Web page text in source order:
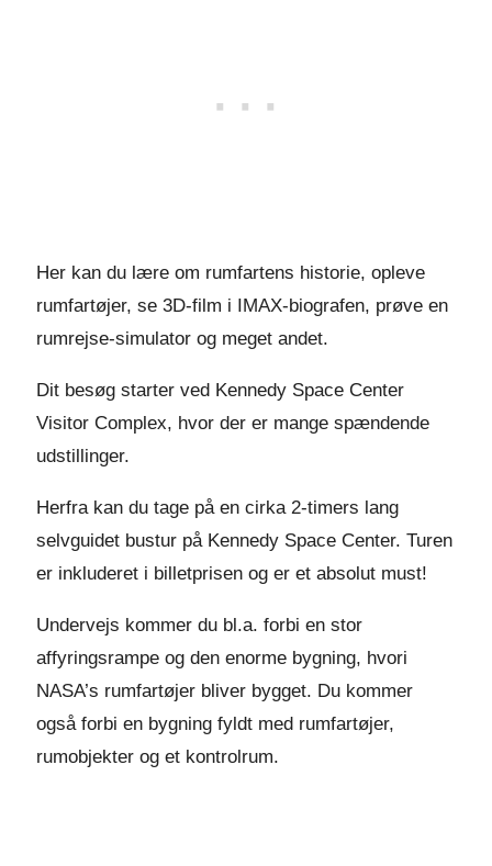
Her kan du lære om rumfartens historie, opleve
rumfartøjer, se 3D-film i IMAX-biografen, prøve en
rumrejse-simulator og meget andet.
Dit besøg starter ved Kennedy Space Center
Visitor Complex, hvor der er mange spændende
udstillinger.
Herfra kan du tage på en cirka 2-timers lang
selvguidet bustur på Kennedy Space Center. Turen
er inkluderet i billetprisen og er et absolut must!
Undervejs kommer du bl.a. forbi en stor
affyringsrampe og den enorme bygning, hvori
NASA’s rumfartøjer bliver bygget. Du kommer
også forbi en bygning fyldt med rumfartøjer,
rumobjekter og et kontrolrum.